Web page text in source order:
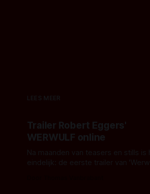
LEES MEER
Trailer Robert Eggers'
WERWULF online
Na maanden van teasers en stills is
eindelijk: de eerste trailer van